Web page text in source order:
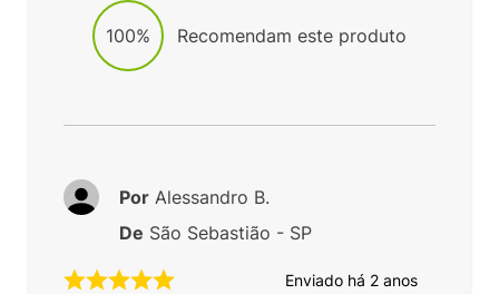
100% Recomendam este produto
Enviado há 2 anos
Por Alessandro B.
De São Sebastião - SP